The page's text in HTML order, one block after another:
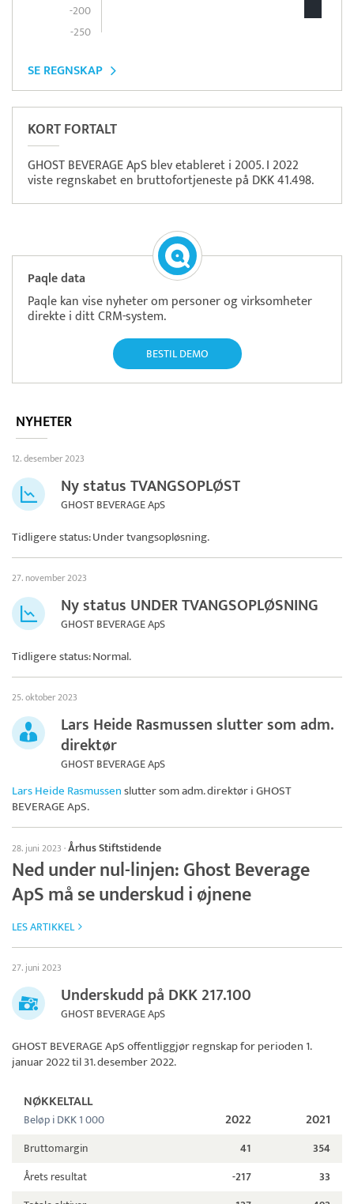
-200
-250
SE REGNSKAP
KORT FORTALT
GHOST BEVERAGE ApS blev etableret i 2005. I 2022
viste regnskabet en bruttofortjeneste på DKK 41.498.
Paqle data
Paqle kan vise nyheter om personer og virksomheter
direkte i ditt CRM-system.
BESTIL DEMO
NYHETER
12. desember 2023
Ny status TVANGSOPLØST
GHOST BEVERAGE ApS
Tidligere status: Under tvangsopløsning.
27. november 2023
Ny status UNDER TVANGSOPLØSNING
GHOST BEVERAGE ApS
Tidligere status: Normal.
25. oktober 2023
Lars Heide Rasmussen slutter som adm.
direktør
GHOST BEVERAGE ApS
Lars Heide Rasmussenslutter som adm. direktør iGHOST
BEVERAGE ApS.
28. juni 2023 ·Århus Stiftstidende
Ned under nul-linjen: Ghost Beverage
ApS må se underskud i øjnene
LES ARTIKKEL
27. juni 2023
Underskudd på DKK 217.100
GHOST BEVERAGE ApS
GHOST BEVERAGE ApSoffentliggjør regnskap for perioden 1.
januar 2022 til 31. desember 2022.
NØKKELTALL
Beløp i DKK 1 000 2022 2021
Bruttomargin 41
354
Årets resultat
-217
33